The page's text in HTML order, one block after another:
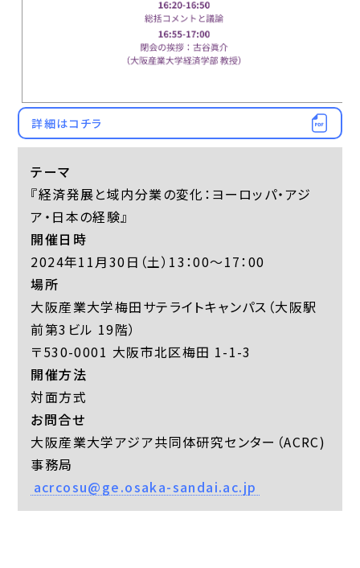
詳細はコチラ
テーマ
『経済発展と域内分業の変化：ヨーロッパ・アジ
ア・日本の経験』
開催日時
2024年11月30日（土）13：00～17：00
場所
大阪産業大学梅田サテライトキャンパス（大阪駅
前第3ビル 19階）
〒530-0001 大阪市北区梅田 1-1-3
開催方法
対面方式
お問合せ
大阪産業大学アジア共同体研究センター（ACRC)
事務局
acrcosu@ge.osaka-sandai.ac.jp